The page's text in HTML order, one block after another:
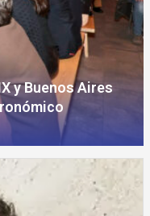
y Buenos Aires